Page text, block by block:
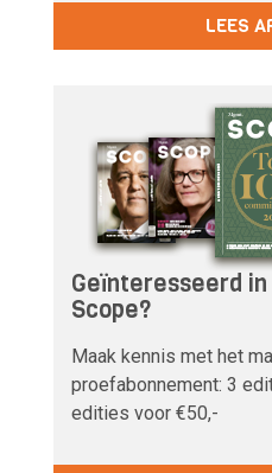
LEES
Geïnteresseerd
Scope?
Maak kennis met het
proefabonnement: 3
edities voor €50,-